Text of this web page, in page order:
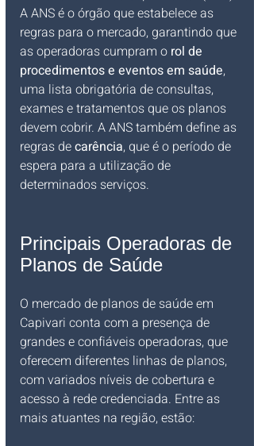
A ANS é o órgão que estabelece as
regras para o mercado, garantindo que
as operadoras cumpram o rol de
procedimentos e eventos em saúde,
uma lista obrigatória de consultas,
exames e tratamentos que os planos
devem cobrir. A ANS também define as
regras de carência, que é o período de
espera para a utilização de
determinados serviços.
Principais Operadoras de
Planos de Saúde
O mercado de planos de saúde em
Capivari conta com a presença de
grandes e confiáveis operadoras, que
oferecem diferentes linhas de planos,
com variados níveis de cobertura e
acesso à rede credenciada. Entre as
mais atuantes na região, estão: